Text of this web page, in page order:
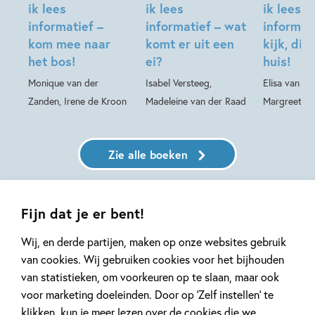
Fijn dat je er bent!
Wij, en derde partijen, maken op onze websites gebruik
van cookies. Wij gebruiken cookies voor het bijhouden
van statistieken, om voorkeuren op te slaan, maar ook
voor marketing doeleinden. Door op ‘Zelf instellen’ te
klikken, kun je meer lezen over de cookies die we
ik lees
informatief –
kom mee naar
het bos!
Monique van der
Zanden, Irene de Kroon
ik lees
informatief – wat
komt er uit een
ei?
Isabel Versteeg,
Madeleine van der Raad
ik lees
kijk, dit
huis!
Elisa van
Margreet
Zie alle boeken
Over de makers
Lindy Kuijpers